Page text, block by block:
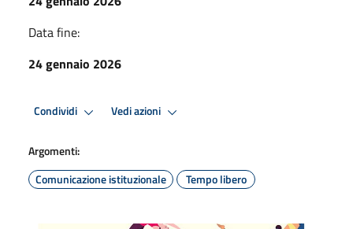
Data fine:
24 gennaio 2026
Condividi Vedi azioni
Argomenti:
Comunicazione istituzionale
Tempo libero